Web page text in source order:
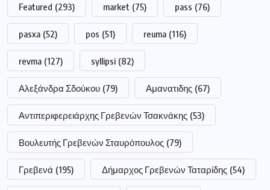
Featured (293) market (75) pass (76)
pasxa (52) pos (51) reuma (116)
revma (127) syllipsi (82)
Αλεξάνδρα Σδούκου (79) Αμανατιδης (67)
Αντιπεριφερειάρχης Γρεβενών Τσακνάκης (53)
Βουλευτής Γρεβενών Σταυρόπουλος (79)
Γρεβενά (195) Δήμαρχος Γρεβενών Ταταρίδης (54)